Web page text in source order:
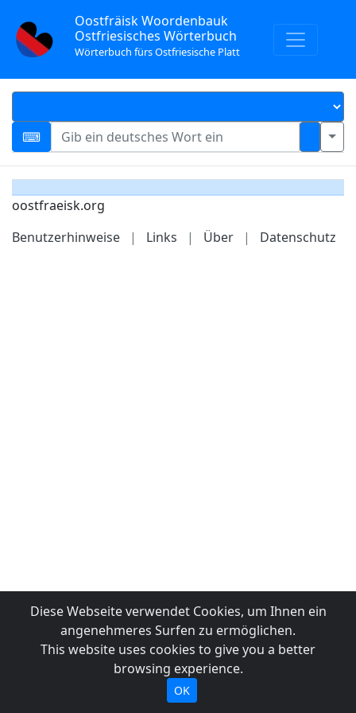
Oostfräisk Woordenbauk
Ostfriesisches Wörterbuch
Wörterbuch fürs Ostfriesische Platt
oostfraeisk.org
Benutzerhinweise
| Links | Über | Datenschutz
Diese Webseite verwendet Cookies, um Ihnen ein
angenehmeres Surfen zu ermöglichen.
This website uses cookies to give you a better
browsing experience.
OK